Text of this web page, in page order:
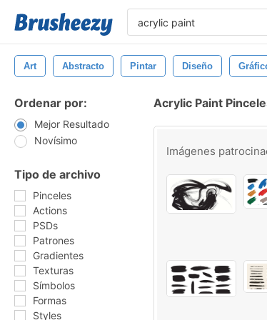
Art Abstracto Pintar Diseño
Ordenar por:
Mejor Resultado
Novísimo
Tipo de archivo
Pinceles
Actions
PSDs
Patrones
Gradientes
Texturas
Símbolos
Formas
Styles
Acrylic Paint
Imágenes